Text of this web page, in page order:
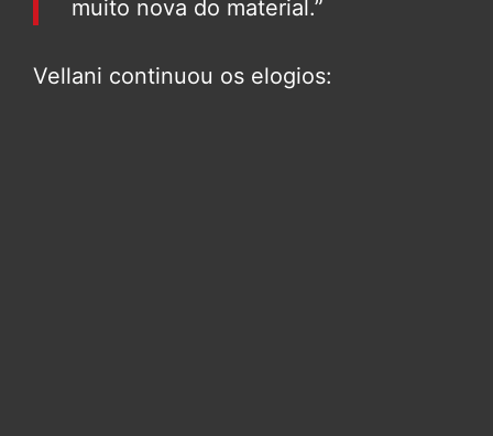
muito nova do material.”
Vellani continuou os elogios: